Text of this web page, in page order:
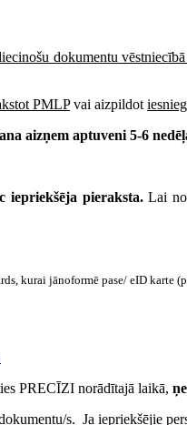
dokumentu
PMLPvai aizpildot
aizņem aptuveni 5-6
iepriekšēja pieraksta.Lai
kurai jānoformē pase/ eID karte
PRECĪZI norādītajā laikā,
s. Ja iepriekšējie